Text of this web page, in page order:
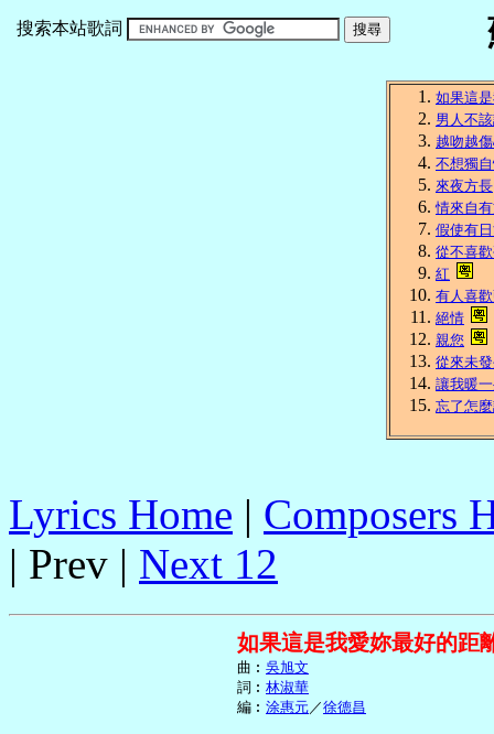
搜索本站歌詞
如果這
男人不
越吻越
不想獨
來夜方長
情來自
假使有
從不喜
紅
有人喜
絕情
親您
從來未
讓我暖
忘了怎
Lyrics Home | Composers
| Prev | Next 12
如果這是我愛妳最好的
     曲︰
吳旭文
     詞︰
林淑華
     編︰
涂惠元／徐德昌